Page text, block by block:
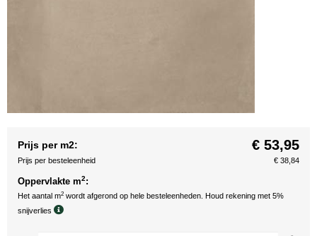
Prijs per m2: € 53,95
Prijs per besteleenheid € 38,84
Oppervlakte m2:
Het aantal m2 wordt afgerond op hele besteleenheden. Houd rekening met 5%
snijverlies